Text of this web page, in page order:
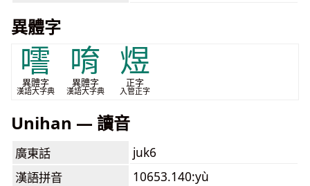
異體字
㘊
異體字
漢語大字典
唷
異體字
漢語大字典
煜
正字
入管正字
Unihan — 讀音
廣東話
juk6
漢語拼音
10653.140:yù